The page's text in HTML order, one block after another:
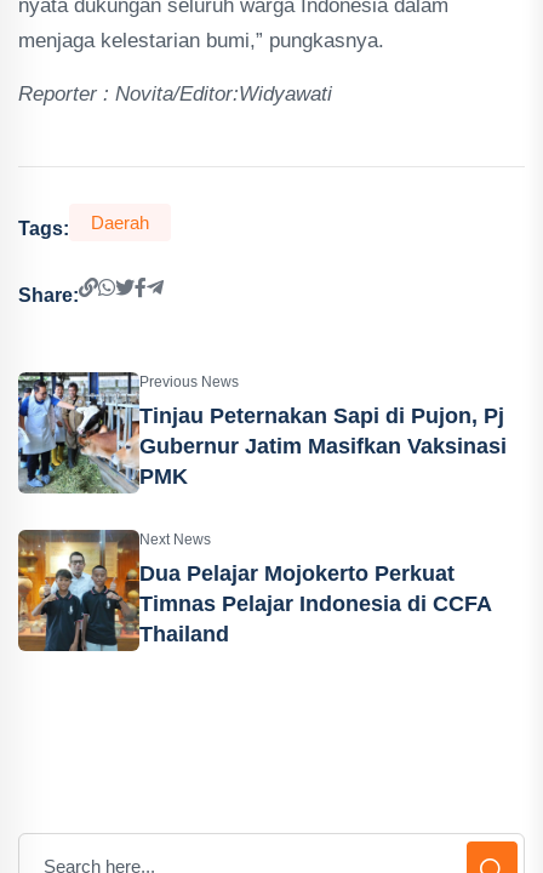
nyata dukungan seluruh warga Indonesia dalam
menjaga kelestarian bumi,” pungkasnya.
Reporter : Novita/Editor:Widyawati
Tags: Daerah
Share:
Previous News
Tinjau Peternakan Sapi di Pujon, Pj
Gubernur Jatim Masifkan Vaksinasi
PMK
Next News
Dua Pelajar Mojokerto Perkuat
Timnas Pelajar Indonesia di CCFA
Thailand